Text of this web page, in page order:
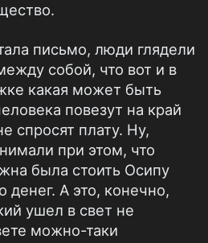
письмо, люди глядели
собой, что вот и в
какая может быть
повезут на край
спросят плату. Ну,
при этом, что
была стоить Осипу
А это, конечно,
ушел в свет не
можно-таки